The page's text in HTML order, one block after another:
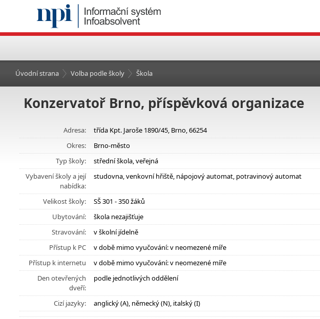
Úvodní strana Volba podle školy Škola
Konzervatoř Brno, příspěvková organizace
Adresa:
třída Kpt. Jaroše 1890/45, Brno, 66254
Okres:
Brno-město
Typ školy:
střední škola, veřejná
Vybavení školy a její
nabídka:
studovna, venkovní hřiště, nápojový automat, potravinový automat
Velikost školy:
SŠ 301 - 350 žáků
Ubytování:
škola nezajišťuje
Stravování:
v školní jídelně
Přístup k PC
v době mimo vyučování: v neomezené míře
Přístup k internetu
v době mimo vyučování: v neomezené míře
Den otevřených
dveří:
podle jednotlivých oddělení
Cizí jazyky: anglický (A), německý (N), italský (I)